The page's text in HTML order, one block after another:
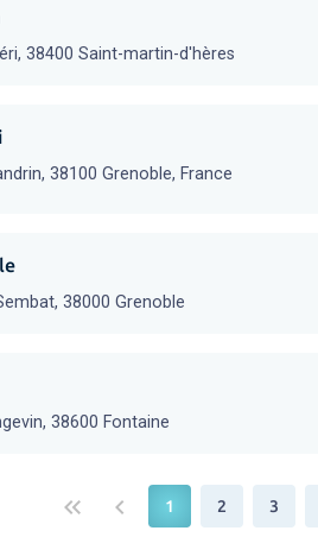
38400 Saint-martin-d'hères
38100 Grenoble, France
38000 Grenoble
38600 Fontaine
keyboard_double_arrow_left keyboard_arrow_left 1 2 3